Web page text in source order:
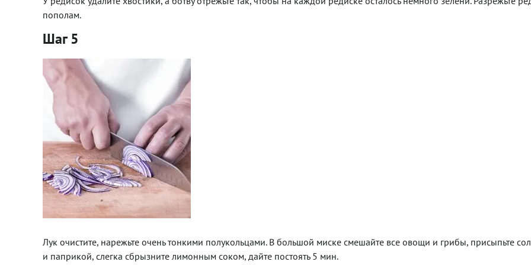
пополам.
Шаг 5
Лук очистите, нарежьте очень тонкими полукольцами. В большой миске смешайте все овощи и грибы, присыпьте
и паприкой, слегка сбрызните лимонным соком, дайте постоять 5 мин.